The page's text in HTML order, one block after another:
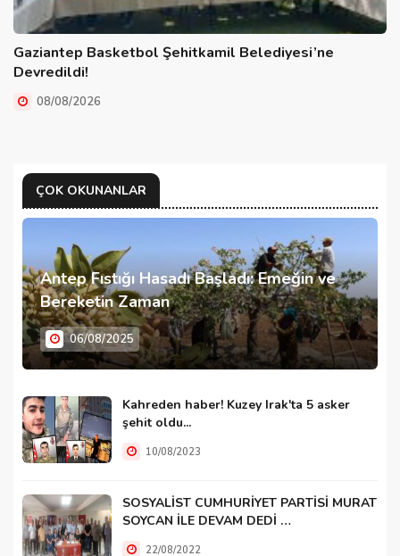
Gaziantep Basketbol Şehitkamil Belediyesi’ne
Devredildi!
08/08/2026
ÇOK OKUNANLAR
Antep Fıstığı Hasadı Başladı: Emeğin ve
Bereketin Zaman
06/08/2025
Kahreden haber! Kuzey Irak'ta 5 asker
şehit oldu...
10/08/2023
SOSYALİST CUMHURİYET PARTİSİ MURAT
SOYCAN İLE DEVAM DEDİ …
22/08/2022